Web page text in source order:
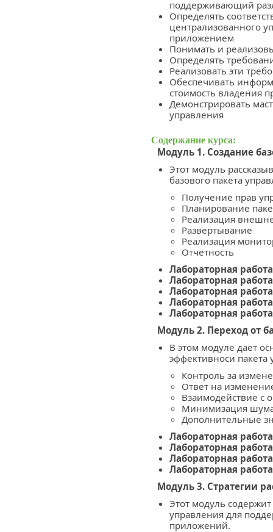
поддерживающий
Определять
централизованного
приложением
Понимать и
Определять
Реализовать эти
Обеспечивать
стоимость владения
Демонстрировать
управления
Содержание курса:
Модуль 1. Создание
Этот модуль
базового пакета
Получение прав
Планирование
Реализация
Развертывание
Реализация
Отчетность
Лабораторная
Лабораторная
Лабораторная
Лабораторная
Лабораторная
Модуль 2. Переход от
В этом модуле дает
эффективноси пакета
Контроль за
Ответ на
Взаимодействие с
Минимизация
Дополнительные
Лабораторная
Лабораторная
Лабораторная
Лабораторная
Модуль 3. Стратегии
Этот модуль
управления для
приложений.